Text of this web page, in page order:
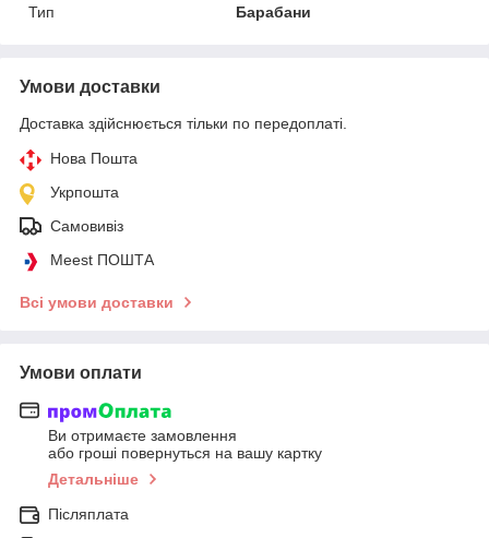
Тип
Барабани
Умови доставки
Доставка здійснюється тільки по передоплаті.
Нова Пошта
Укрпошта
Самовивіз
Meest ПОШТА
Всі умови доставки
Умови оплати
Ви отримаєте замовлення
або гроші повернуться на вашу картку
Детальніше
Післяплата